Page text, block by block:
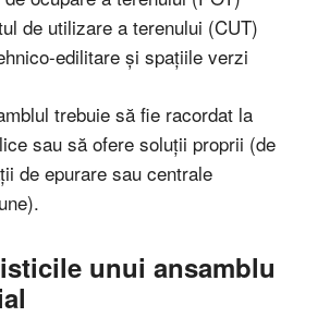
de utilizare a terenului (CUT)
edilitare și spațiile verzi
trebuie să fie racordat la
sau să ofere soluții proprii (de
de epurare sau centrale
unui ansamblu